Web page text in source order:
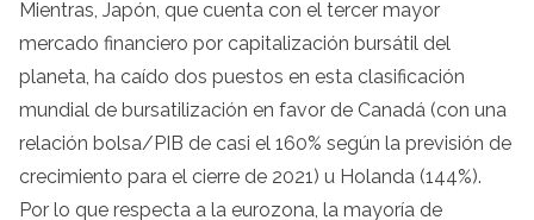
Mientras, Japón, que cuenta con el tercer mayor
mercado financiero por capitalización bursátil del
planeta, ha caído dos puestos en esta clasificación
mundial de bursatilización en favor de Canadá (con una
relación bolsa/PIB de casi el 160% según la previsión de
crecimiento para el cierre de 2021) u Holanda (144%).
Por lo que respecta a la eurozona, la mayoría de